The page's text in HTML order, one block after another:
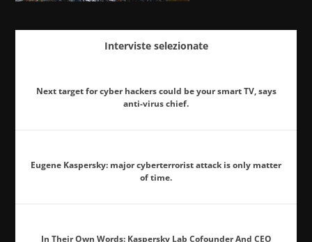
Interviste selezionate
Next target for cyber hackers could be your smart TV, says
anti-virus chief.
Eugene Kaspersky: major cyberterrorist attack is only matter
of time.
In Their Own Words: Kaspersky Lab Cofounder And CEO